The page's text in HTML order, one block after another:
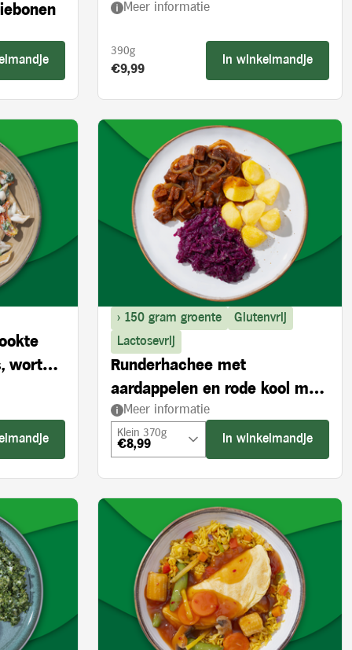
ovengedroogde tomaten
Meer informatie
390g
Product prijs:
€9,99
In winkelmandje
wortel
> 150 gram groente
Glutenvrij
Lactosevrij
Runderhachee met
aardappelen en rode kool met
appel
Meer informatie
Klein 370g
€8,99 In winkelmandje